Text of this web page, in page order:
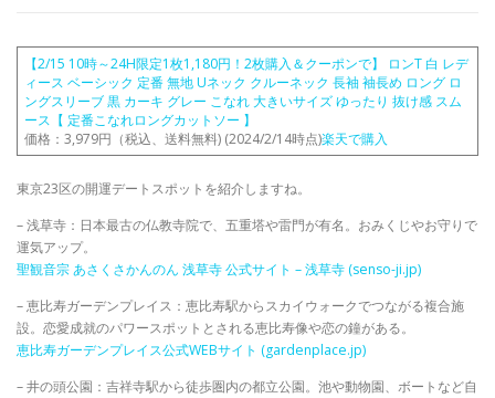
【2/15 10時～24H限定1枚1,180円！2枚購入＆クーポンで】 ロンT 白 レデ
ィース ベーシック 定番 無地 Uネック クルーネック 長袖 袖長め ロング ロ
ングスリーブ 黒 カーキ グレー こなれ 大きいサイズ ゆったり 抜け感 スム
ース【 定番こなれロングカットソー 】
価格：3,979円（税込、送料無料) (2024/2/14時点)楽天で購入
東京23区の開運デートスポットを紹介しますね。
– 浅草寺：日本最古の仏教寺院で、五重塔や雷門が有名。おみくじやお守りで
運気アップ。
聖観音宗 あさくさかんのん 浅草寺 公式サイト – 浅草寺 (senso-ji.jp)
– 恵比寿ガーデンプレイス：恵比寿駅からスカイウォークでつながる複合施
設。恋愛成就のパワースポットとされる恵比寿像や恋の鐘がある。
恵比寿ガーデンプレイス公式WEBサイト (gardenplace.jp)
– 井の頭公園：吉祥寺駅から徒歩圏内の都立公園。池や動物園、ボートなど自